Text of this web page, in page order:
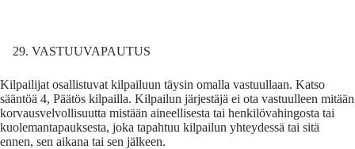
VASTUUVAPAUTUS
Kilpailijat osallistuvat kilpailuun täysin omalla vastuullaan. Katso
sääntöä 4, Päätös kilpailla. Kilpailun järjestäjä ei ota vastuulleen mitään
korvausvelvollisuutta mistään aineellisesta tai henkilövahingosta tai
kuolemantapauksesta, joka tapahtuu kilpailun yhteydessä tai sitä
ennen, sen aikana tai sen jälkeen.